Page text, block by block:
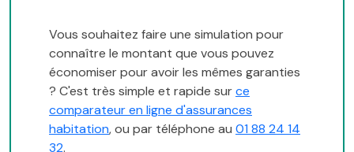
Vous souhaitez faire une simulation pour
connaître le montant que vous pouvez
économiser pour avoir les mêmes garanties
? C'est très simple et rapide surce
comparateur en ligne d'assurances
habitation, ou par téléphone au 01 88 24 14
32.